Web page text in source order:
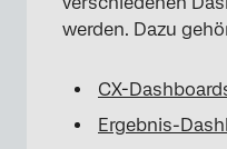
werden. Dazu
CX-
Ergebnis-